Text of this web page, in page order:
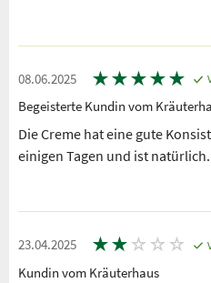
08.06.2025 ★★★★★
Begeisterte Kundin vom
Die Creme hat eine gute
einigen Tagen und ist natürlich.
23.04.2025 ★★ ☆ ☆ ☆
Kundin vom Kräuterhaus